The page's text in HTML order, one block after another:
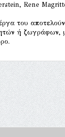
Rene
του
ή ζωγράφων,